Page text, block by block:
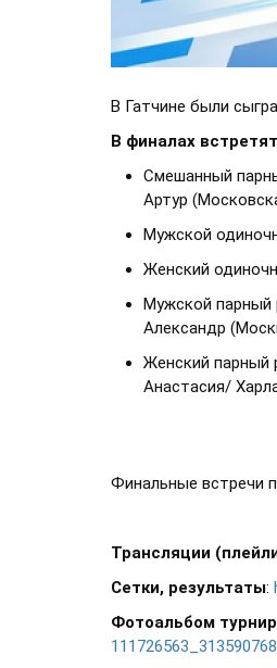
В Гатчине были
В финалах
Смешанный
Артур
Мужской
Женский
Мужской парный
Александр
Женский парный
Анастасия/
Финальные встречи
Трансляции
Сетки, результаты:
Фотоальбом
111726563_313590768